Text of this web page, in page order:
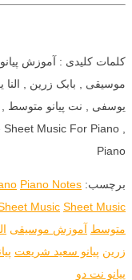
کلمات کلیدی : آموزش
موسیقی , بابک زرین , النا
Music For Piano ,
Piano
برچسب: Piano Notes
Music Sheet Music
متوسط آموزش موسیقی
زرین پیانو سعید شریعت
پیانو نت دو